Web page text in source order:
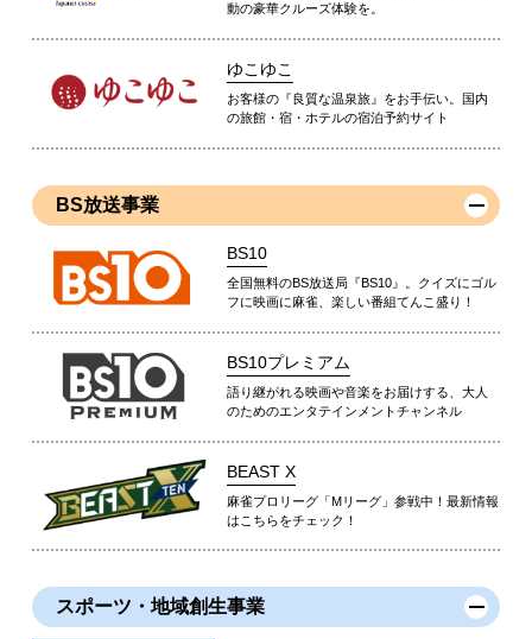
動の豪華クルーズ体験を。
ゆこゆこ
お客様の『良質な温泉旅』をお手伝い。国内
の旅館・宿・ホテルの宿泊予約サイト
BS放送事業
BS10
全国無料のBS放送局『BS10』。クイズにゴル
フに映画に麻雀、楽しい番組てんこ盛り！
BS10プレミアム
語り継がれる映画や音楽をお届けする、大人
のためのエンタテインメントチャンネル
BEAST X
麻雀プロリーグ「Mリーグ」参戦中！最新情報
はこちらをチェック！
スポーツ・地域創生事業